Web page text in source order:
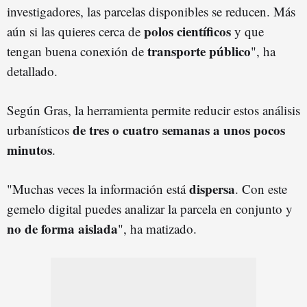
investigadores, las parcelas disponibles se reducen. Más
aún si las quieres cerca de polos científicos y que
tengan buena conexión de transporte público", ha
detallado.
Según Gras, la herramienta permite reducir estos análisis
urbanísticos de tres o cuatro semanas a unos pocos
minutos.
"Muchas veces la información estádispersa. Con este
gemelo digital puedes analizar la parcela en conjunto y
no de forma aislada", ha matizado.